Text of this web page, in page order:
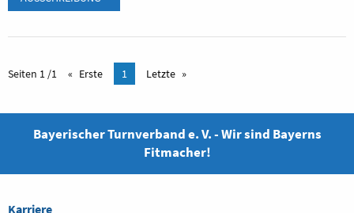
Seiten 1 /1 Erste 1 Letzte
Bayerischer Turnverband e. V. - Wir sind Bayerns
Fitmacher!
Karriere